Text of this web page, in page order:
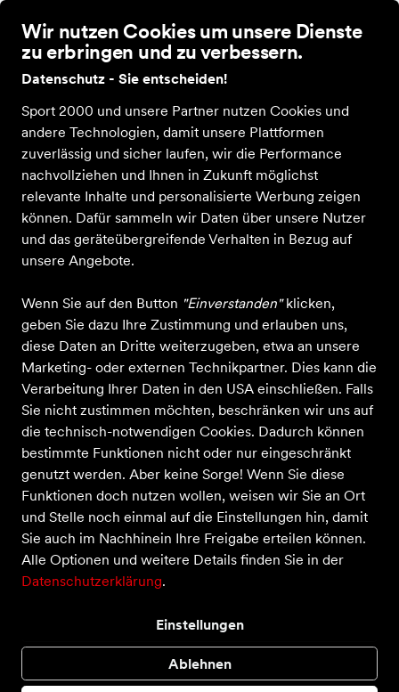
Wir nutzen Cookies um unsere Dienste
zu erbringen und zu verbessern.
Datenschutz - Sie entscheiden!
Sport 2000 und unsere Partner nutzen Cookies und
andere Technologien, damit unsere Plattformen
zuverlässig und sicher laufen, wir die Performance
nachvollziehen und Ihnen in Zukunft möglichst
relevante Inhalte und personalisierte Werbung zeigen
können. Dafür sammeln wir Daten über unsere Nutzer
und das geräteübergreifende Verhalten in Bezug auf
unsere Angebote.
Wenn Sie auf den Button "Einverstanden"klicken,
geben Sie dazu Ihre Zustimmung und erlauben uns,
diese Daten an Dritte weiterzugeben, etwa an unsere
Marketing- oder externen Technikpartner. Dies kann die
Verarbeitung Ihrer Daten in den USA einschließen. Falls
Sie nicht zustimmen möchten, beschränken wir uns auf
die technisch-notwendigen Cookies. Dadurch können
bestimmte Funktionen nicht oder nur eingeschränkt
genutzt werden. Aber keine Sorge! Wenn Sie diese
Funktionen doch nutzen wollen, weisen wir Sie an Ort
und Stelle noch einmal auf die Einstellungen hin, damit
Sie auch im Nachhinein Ihre Freigabe erteilen können.
Alle Optionen und weitere Details finden Sie in der
Datenschutzerklärung.
Einstellungen
Ablehnen
Pillow Case AllergoProtect®
Preis
34,95 € inkl. MwSt.
Farbe
Größe
onesize